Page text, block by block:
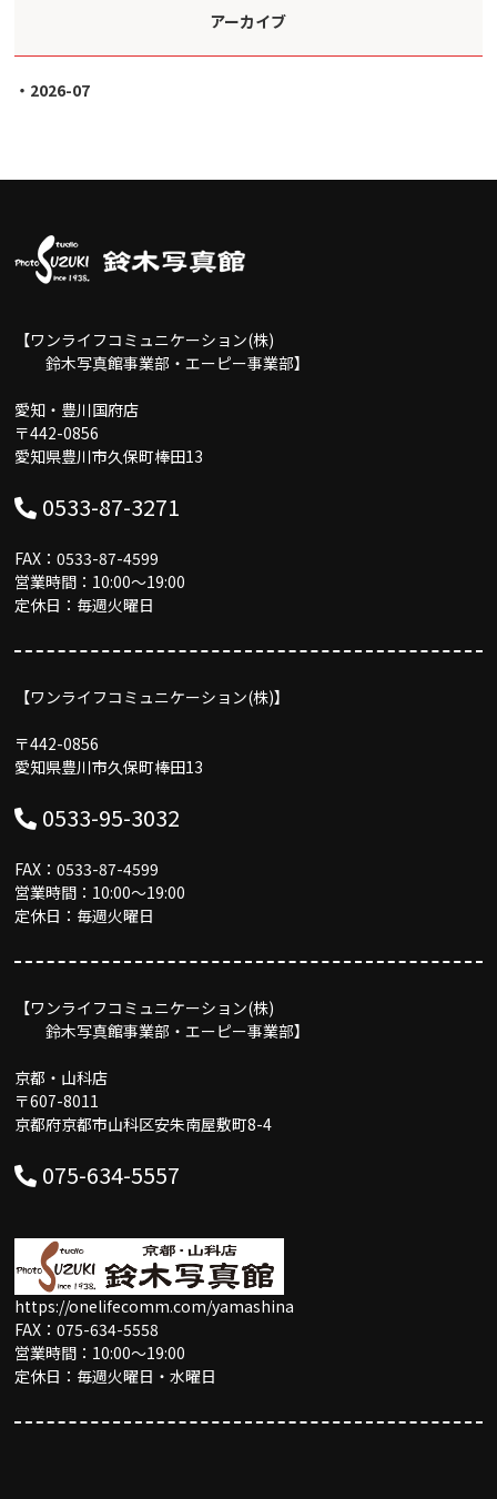
アーカイブ
2026-07
【ワンライフコミュニケーション(株)
鈴木写真館事業部・エーピー事業部】
愛知・豊川国府店
〒442-0856
愛知県豊川市久保町棒田13
0533-87-3271
FAX：0533-87-4599
営業時間：10:00〜19:00
定休日：毎週火曜日
【ワンライフコミュニケーション(株)】
〒442-0856
愛知県豊川市久保町棒田13
0533-95-3032
FAX：0533-87-4599
営業時間：10:00〜19:00
定休日：毎週火曜日
【ワンライフコミュニケーション(株)
鈴木写真館事業部・エーピー事業部】
京都・山科店
〒607-8011
京都府京都市山科区安朱南屋敷町8-4
075-634-5557
https://onelifecomm.com/yamashina
FAX：075-634-5558
営業時間：10:00〜19:00
定休日：毎週火曜日・水曜日